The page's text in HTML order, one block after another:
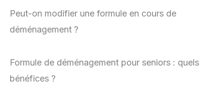
Peut-on modifier une formule en cours de
déménagement ?
Formule de déménagement pour seniors : quels
bénéfices ?